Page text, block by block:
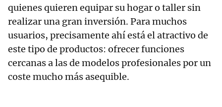
quienes quieren equipar su hogar o taller sin
realizar una gran inversión. Para muchos
usuarios, precisamente ahí está el atractivo de
este tipo de productos: ofrecer funciones
cercanas a las de modelos profesionales por un
coste mucho más asequible.